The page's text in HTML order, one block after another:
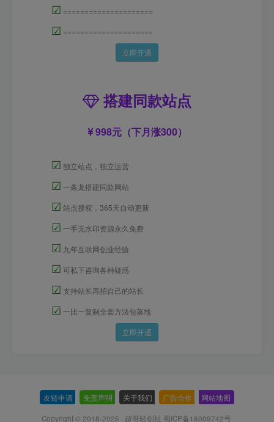
☑ =====================
☑ =====================
立即开通
搭建同款站点
998元（下月涨300）
☑ 独立站点，独立运营
☑ 一条龙搭建同款网站
☑ 站点授权，365天自动更新
☑ 一手无水印资源永久免费
☑ 九年互联网创业经验
☑ 可私下咨询各种疑惑
☑ 支持站长再招自己的站长
☑ 一比一复制全套方法包落地
立即开通
友链申请 免责声明 关于我们 广告合作 网站地图
Copyright © 2018-2025 · 超哥轻创社 蜀ICP备18009742号